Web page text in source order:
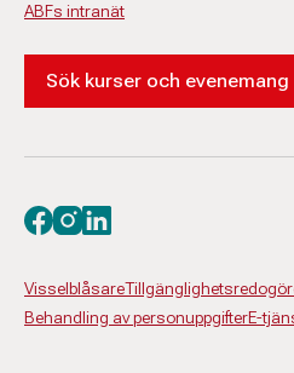
ABFs intranät
Sök kurser och evenemang
Visselblåsare
Behandling av personuppgifterE-
Besök oss på facebook
Besök oss på instagram
Besök oss på linkedin